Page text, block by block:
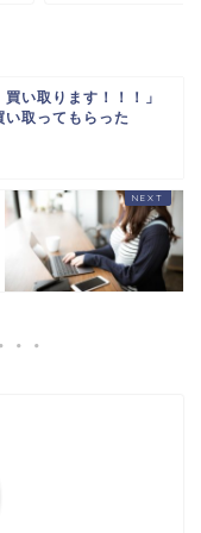
買い取ります！！！」
い取ってもらった